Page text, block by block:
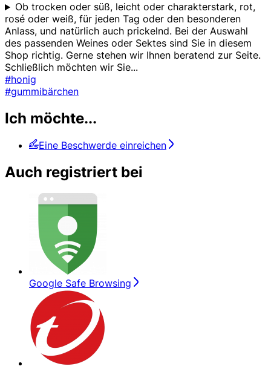
Ob trocken oder süß, leicht oder charakterstark, rot,
rosé oder weiß, für jeden Tag oder den besonderen
Anlass, und natürlich auch prickelnd. Bei der Auswahl
des passenden Weines oder Sektes sind Sie in diesem
Shop richtig. Gerne stehen wir Ihnen beratend zur Seite.
Schließlich möchten wir Sie...
#honig
#gummibärchen
Ich möchte...
Eine Beschwerde einreichen
Auch registriert bei
Google Safe Browsing